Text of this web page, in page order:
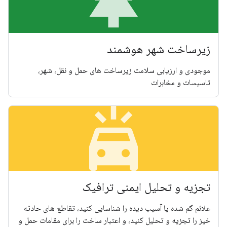
زیرساخت شهر هوشمند
موجودی و ارزیابی سلامت زیرساخت های حمل و نقل، شهر،
تاسیسات و مخابرات
minor_crash
تجزیه و تحلیل ایمنی ترافیک
علائم گم شده یا آسیب دیده را شناسایی کنید، تقاطع های حادثه
خیز را تجزیه و تحلیل کنید، و اعتبار ساخت را برای مقامات حمل و